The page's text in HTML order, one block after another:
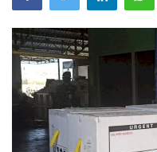
Polisi Kita
Mitra Polisi
Giat Ops
Link Polda NTT